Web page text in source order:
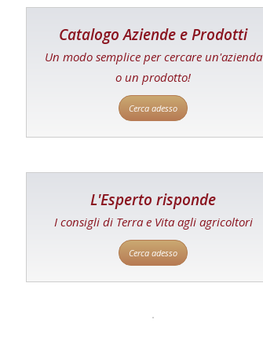
Catalogo Aziende e Prodotti
Un modo semplice per cercare un'azienda
o un prodotto!
Cerca adesso
L'Esperto risponde
I consigli di Terra e Vita agli agricoltori
Cerca adesso